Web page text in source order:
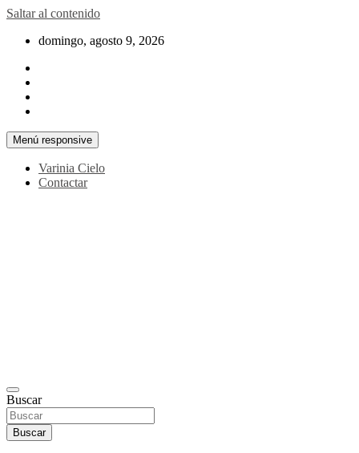
Saltar al contenido
domingo, agosto 9, 2026
Menú responsive
Varinia Cielo
Contactar
Buscar
Buscar